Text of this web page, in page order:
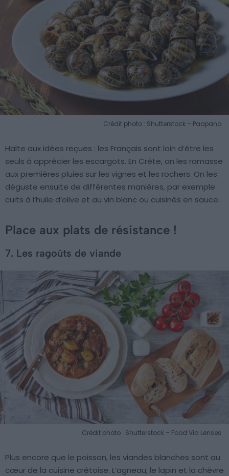
Crédit photo : Shutterstock – Paopano
Halte aux idées reçues : les Français sont loin d’être les
seuls à apprécier les escargots. En Crète, on les ramasse
aux premières pluies sur les vignes et les rochers. On les
déguste ensuite de différentes manières, par exemple
cuits à l’huile d’olive et au vin blanc ou cuisinés en sauce.
Place aux plats de résistance !
7. Les ragoûts de viande
Crédit photo : Shutterstock – Food Via Lenses
Plus encore que le poisson, les viandes blanches sont au
cœur de la cuisine crétoise. L’agneau, le lapin et la chèvre